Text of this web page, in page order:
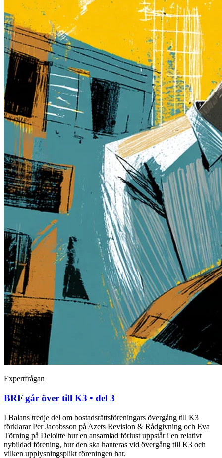
Expertfrågan
BRF går över till K3 • del 3
I Balans tredje del om bostadsrättsföreningars övergång till K3
förklarar Per Jacobsson på Azets Revision & Rådgivning och Eva
Törning på Deloitte hur en ansamlad förlust uppstår i en relativt
nybildad förening, hur den ska hanteras vid övergång till K3 och
vilken upplysningsplikt föreningen har.